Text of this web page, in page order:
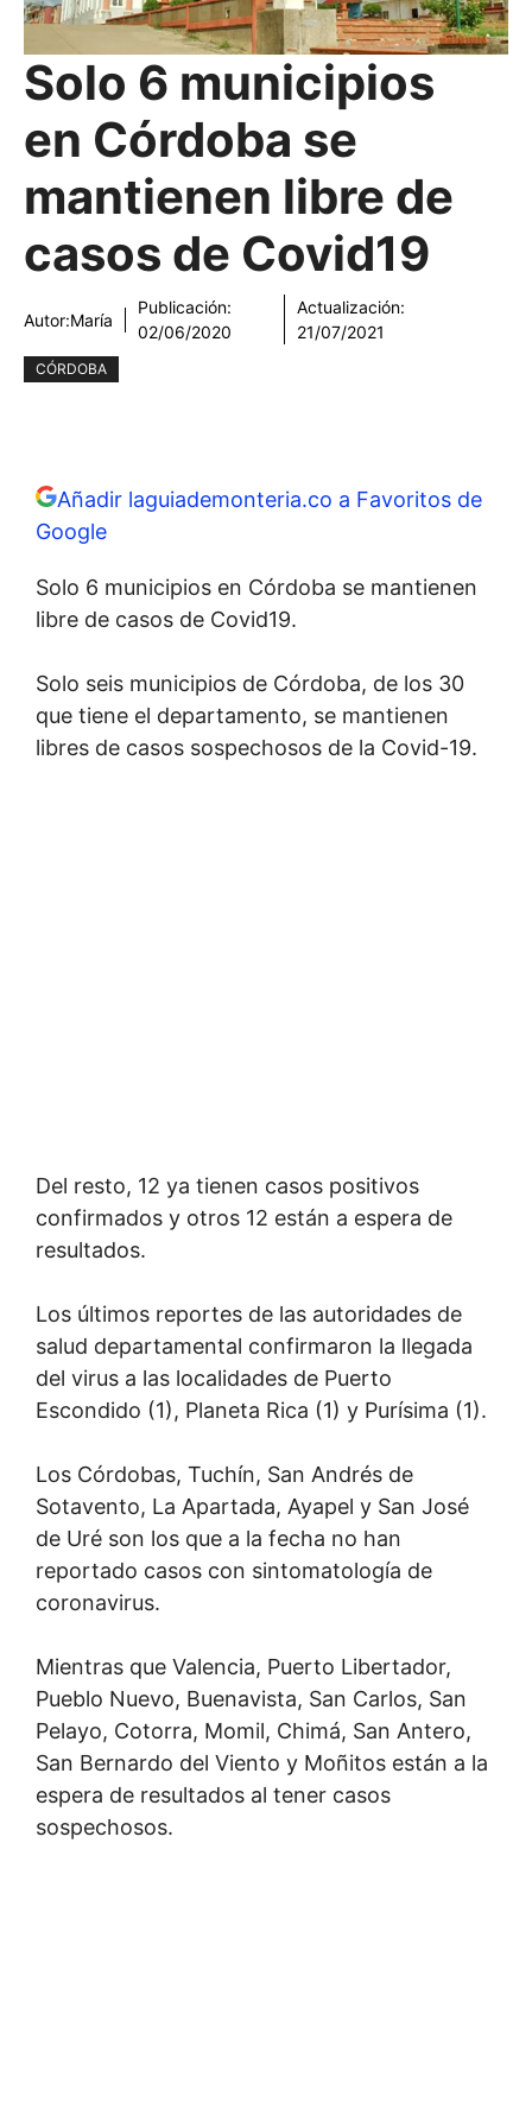
Solo 6 municipios
en Córdoba se
mantienen libre de
casos de Covid19
Autor:María
Publicación:
02/06/2020
Actualización:
21/07/2021
CÓRDOBA
Añadir laguiademonteria.co a Favoritos de
Google
Solo 6 municipios en Córdoba se mantienen
libre de casos de Covid19.
Solo seis municipios de Córdoba, de los 30
que tiene el departamento, se mantienen
libres de casos sospechosos de la Covid-19.
Del resto, 12 ya tienen casos positivos
confirmados y otros 12 están a espera de
resultados.
Los últimos reportes de las autoridades de
salud departamental confirmaron la llegada
del virus a las localidades de Puerto
Escondido (1), Planeta Rica (1) y Purísima (1).
Los Córdobas, Tuchín, San Andrés de
Sotavento, La Apartada, Ayapel y San José
de Uré son los que a la fecha no han
reportado casos con sintomatología de
coronavirus.
Mientras que Valencia, Puerto Libertador,
Pueblo Nuevo, Buenavista, San Carlos, San
Pelayo, Cotorra, Momil, Chimá, San Antero,
San Bernardo del Viento y Moñitos están a la
espera de resultados al tener casos
sospechosos.